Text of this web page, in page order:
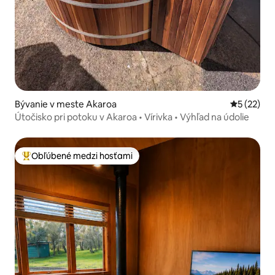
Bývanie v meste Akaroa
5 (22)
Útočisko pri potoku v Akaroa • Vírivka • Výhľad na údolie
Najobľúbenejšie medzi hosťami
Obľúbené medzi hosťami